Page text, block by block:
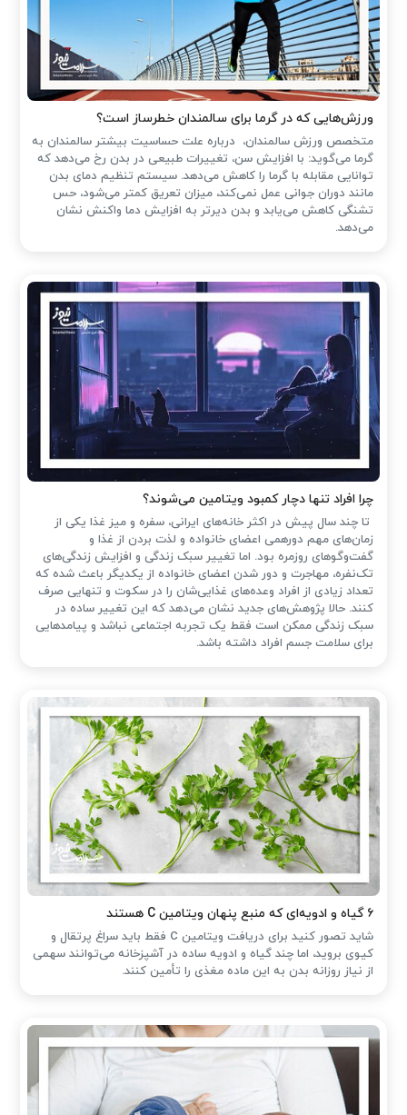
ورزش‌هایی که در گرما برای سالمندان خطرساز است؟
متخصص ورزش سالمندان، درباره علت حساسیت بیشتر سالمندان به
گرما می‌گوید: با افزایش سن، تغییرات طبیعی در بدن رخ می‌دهد که
توانایی مقابله با گرما را کاهش می‌دهد. سیستم تنظیم دمای بدن
مانند دوران جوانی عمل نمی‌کند، میزان تعریق کمتر می‌شود، حس
تشنگی کاهش می‌یابد و بدن دیرتر به افزایش دما واکنش نشان
می‌دهد.
چرا افراد تنها دچار کمبود ویتامین می‌شوند؟
تا چند سال پیش در اکثر خانه‌های ایرانی، سفره و میز غذا یکی از
زمان‌های مهم دورهمی اعضای خانواده و لذت بردن از غذا و
گفت‌وگوهای روزمره بود. اما تغییر سبک زندگی و افزایش زندگی‌های
تک‌نفره، مهاجرت و دور شدن اعضای خانواده از یکدیگر باعث شده که
تعداد زیادی از افراد وعده‌های غذایی‌شان را در سکوت و تنهایی صرف
کنند. حالا پژوهش‌های جدید نشان می‌دهد که این تغییر ساده در
سبک زندگی ممکن است فقط یک تجربه اجتماعی نباشد و پیامدهایی
برای سلامت جسم افراد داشته باشد.
۶ گیاه و ادویه‌ای که منبع پنهان ویتامین C هستند
شاید تصور کنید برای دریافت ویتامین C فقط باید سراغ پرتقال و
کیوی بروید، اما چند گیاه و ادویه ساده در آشپزخانه می‌توانند سهمی
از نیاز روزانه بدن به این ماده مغذی را تأمین کنند.